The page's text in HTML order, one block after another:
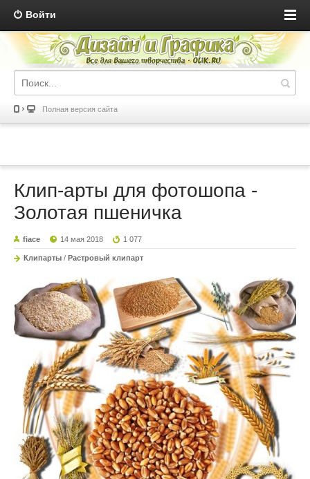
Войти
Полная версия сайта
Клип-арты для фотошопа -
Золотая пшеничка
fiace 14 мая 2018 1 077
Клипарты / Растровый клипарт